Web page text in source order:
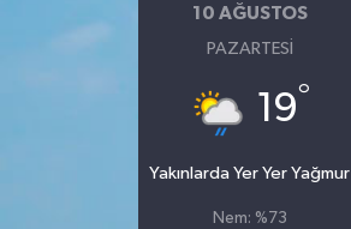
10 AĞUSTOS
PAZARTESI
19°
Yakınlarda Yer Yer Yağmur
Nem: %73